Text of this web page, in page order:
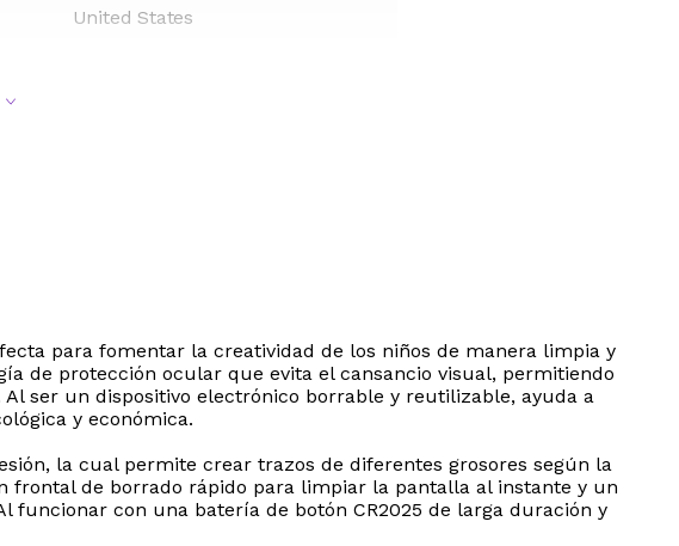
United States
para fomentar la creatividad de los niños de manera limpia y
de protección ocular que evita el cansancio visual, permitiendo
ser un dispositivo electrónico borrable y reutilizable, ayuda a
y económica.
la cual permite crear trazos de diferentes grosores según la
de borrado rápido para limpiar la pantalla al instante y un
con una batería de botón CR2025 de larga duración y